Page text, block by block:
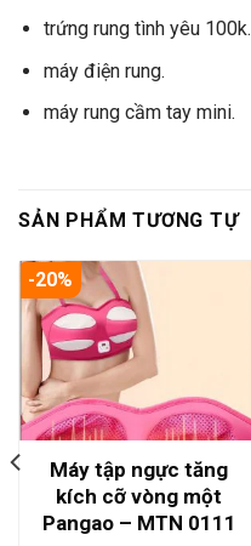
trứng rung tình yêu 100k.
máy điện rung.
máy rung cầm tay mini.
SẢN PHẨM TƯƠNG TỰ
-20%
Máy tập ngực tăng
kích cỡ vòng một
Pangao – MTN 0111